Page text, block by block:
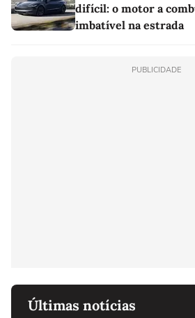
difícil: o motor a
imbatível na estrada
PUBLICIDADE
Últimas notícias